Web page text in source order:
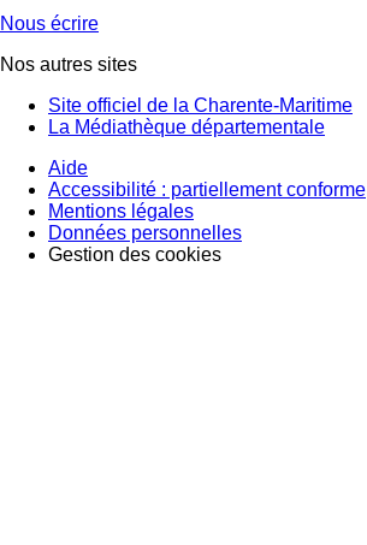
Nous écrire
Nos autres sites
Site officiel de la Charente-Maritime
La Médiathèque départementale
Aide
Accessibilité : partiellement conforme
Mentions légales
Données personnelles
Gestion des cookies